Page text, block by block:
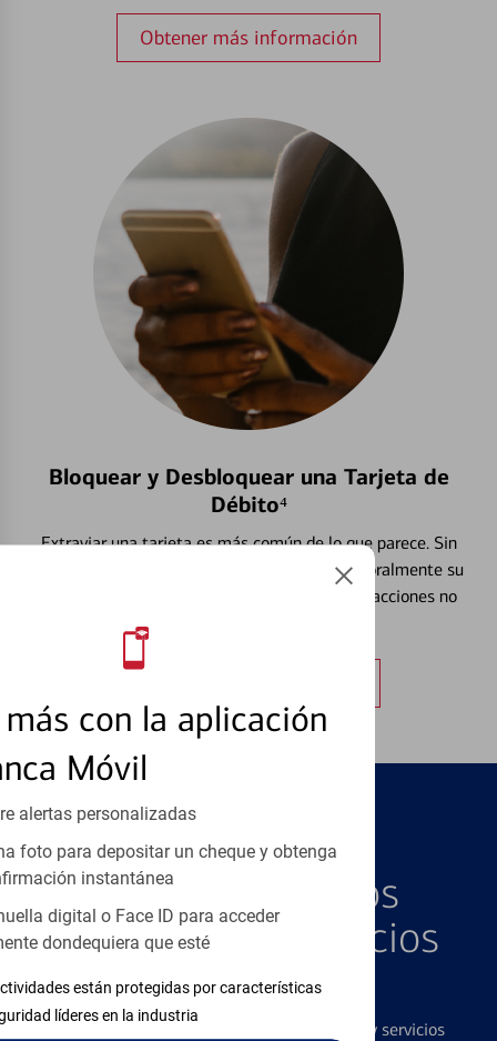
con la aplicación
Móvil
alertas personalizadas
foto para depositar un cheque y obtenga
instantánea
digital o Face ID para acceder
dondequiera que esté
están protegidas por características
líderes en la industria
Obtener más información
Bloquear y Desbloquear una Tarjeta de
Débito⁴
Extraviar una tarjeta es más común de lo que parece. Sin
embargo, puede bloquear y desbloquear temporalmente su
tarjeta de débito para ayudar a prevenir transacciones no
PRODUCTOS DESTACADOS
Explore Nuestros
Productos y Servicios
Destacados
Ofrecemos una amplia gama de productos y servicios